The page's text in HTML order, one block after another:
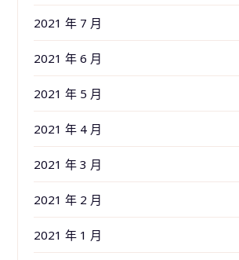
2021 年 7 月
2021 年 6 月
2021 年 5 月
2021 年 4 月
2021 年 3 月
2021 年 2 月
2021 年 1 月